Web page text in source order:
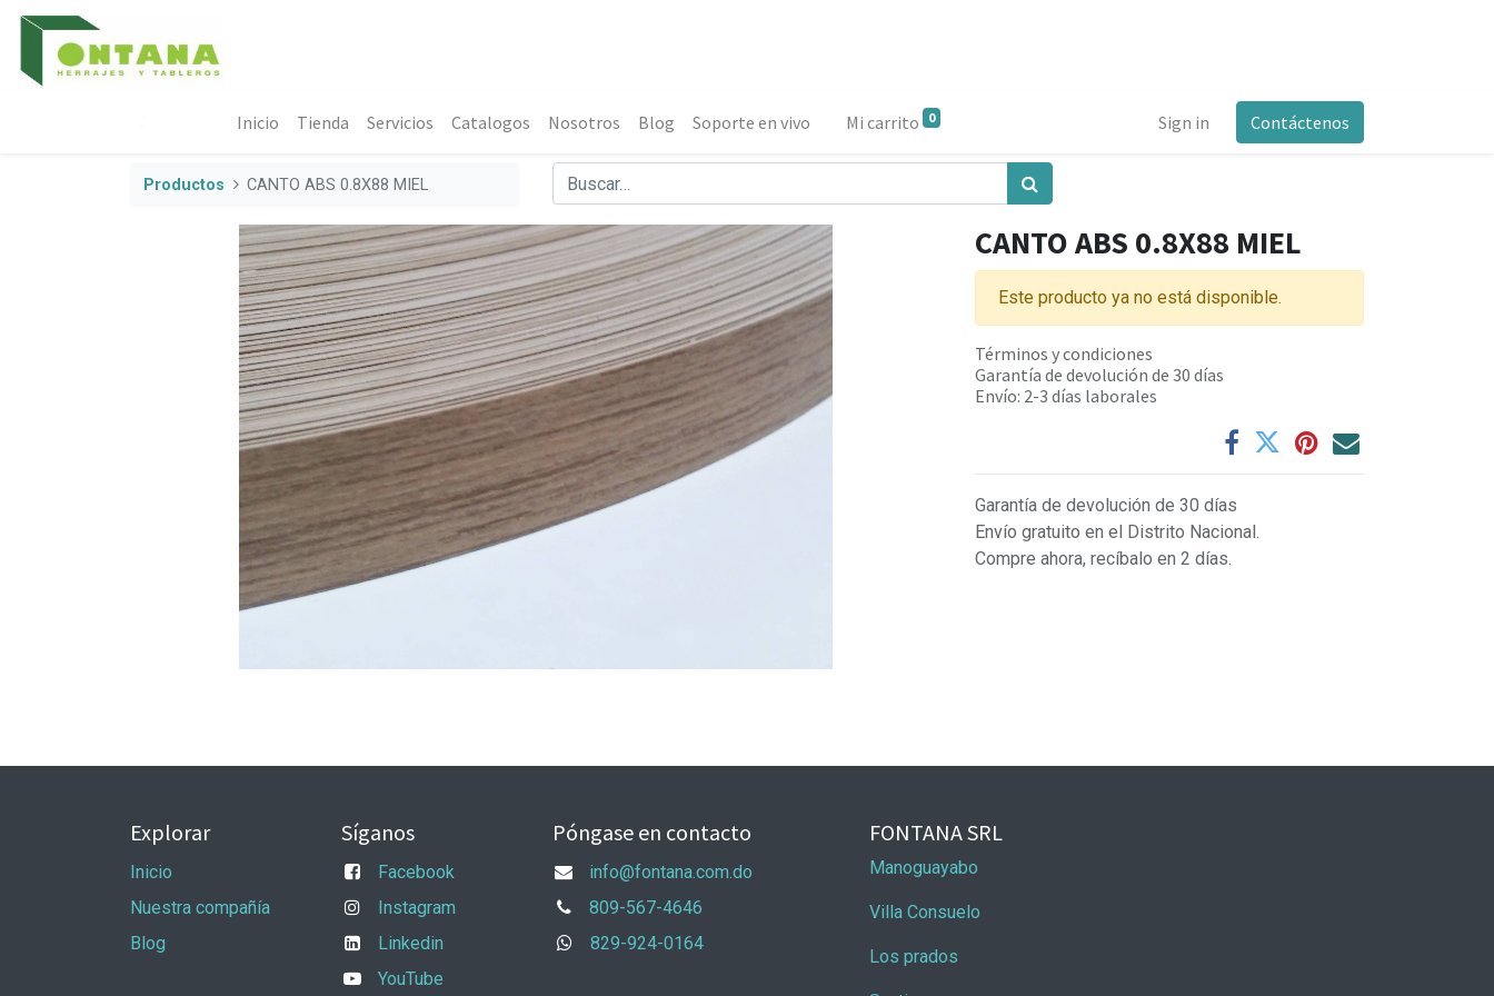
Inicio Tienda Servicios Catalogos Nosotros Blog Soporte en vivo Mi carrito 0 Sign in Contáctenos
Productos CANTO ABS 0.8X88 MIEL
CANTO ABS 0.8X88 MIEL
Este producto ya no está disponible.
Términos y condiciones
Garantía de devolución de 30 días
Envío: 2-3 días laborales
Garantía de devolución de 30 días
Envío gratuito en el Distrito Nacional.
Compre ahora, recíbalo en 2 días.
Explorar
Inicio
Nuestra compañía
Blog
Síganos
Facebook
Instagram
Linkedin
YouTube
Póngase en contacto
info@fontana.com.do
809-567-4646
829-924-0164
FONTANA SRL
Manoguayabo
Villa Consuelo
Los prados